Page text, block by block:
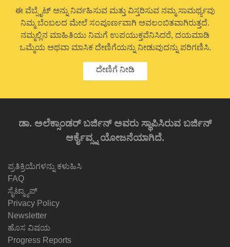
ಈ ವೆಬ್ಸೈಟ್ ಅನ್ನು ನಿರ್ವಹಿಸುವ ಮತ್ತು ವಿಸ್ತರಿಸುವ ನಮ್ಮ ಸಾಮರ್ಥ್ಯವು
ನಿಮ್ಮ ಬೆಂಬಲದ ಮೇಲೆ ಸಂಪೂರ್ಣವಾಗಿ ಅವಲಂಬಿತವಾಗಿರುತ್ತದೆ.
ನಮ್ಮಲ್ಲಿನ ಮಾಹಿತಿಯು ನಿಮಗೆ ಉಪಯುಕ್ತವೆನಿಸಿದರೆ, ದಯಮಾಡಿ
ಒಮ್ಮೆಯ ಅಥವಾ ಮಾಸಿಕ ದೇಣಿಗೆಯನ್ನು ನೀಡುವುದನ್ನು ಪರಿಗಣಿಸಿ.
ದೇಣಿಗೆ ನೀಡಿ
ಡಾ. ಅಲೆಕ್ಸಾಂಡರ್ ಬರ್ಜಿನ್ ಅವರು ಸ್ಥಾಪಿಸಿರುವ ಬರ್ಜಿನ್
ಆರ್ಕೈವ್ಸ್ನ ಯೋಜನೆಯಾಗಿದೆ.
ಪ್ರತಿಕ್ರಿಯೆಗಳನ್ನು ಕಳುಹಿಸಿ
FAQ
ಸೈಟ್ಮ್ಯಾಪ್
Privacy Policy
Newsletter
ಹೊಸ ವಿಷಯ
Progress Reports